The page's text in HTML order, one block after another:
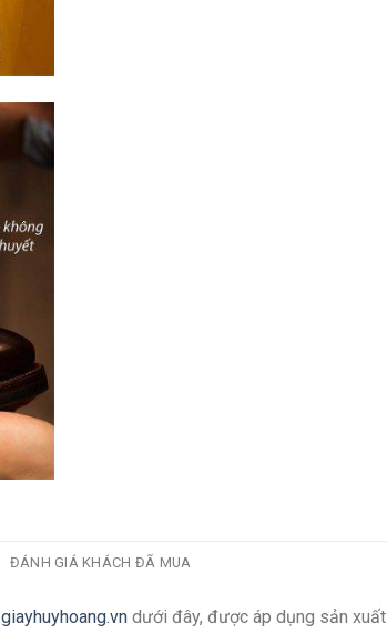
ĐÁNH GIÁ KHÁCH ĐÃ MUA
giayhuyhoang.vn dưới đây, được áp dụng sản xuất